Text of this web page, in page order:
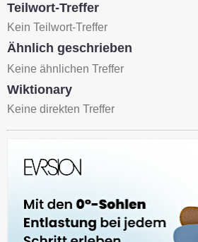
Teilwort-Treffer
Kein Teilwort-Treffer
Ähnlich geschrieben
Keine ähnlichen Treffer
Wiktionary
Keine direkten Treffer